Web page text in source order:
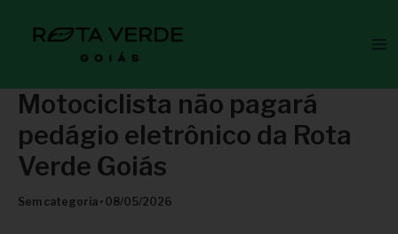
Motociclista não pagará
pedágio eletrônico da Rota
Verde Goiás
Sem categoria • 08/05/2026